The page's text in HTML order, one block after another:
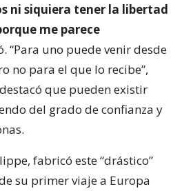
ni siquiera tener la libertad
me parece
“Para uno puede venir desde
no para el que lo recibe”,
que pueden existir
del grado de confianza y
fabricó este “drástico”
su primer viaje a Europa